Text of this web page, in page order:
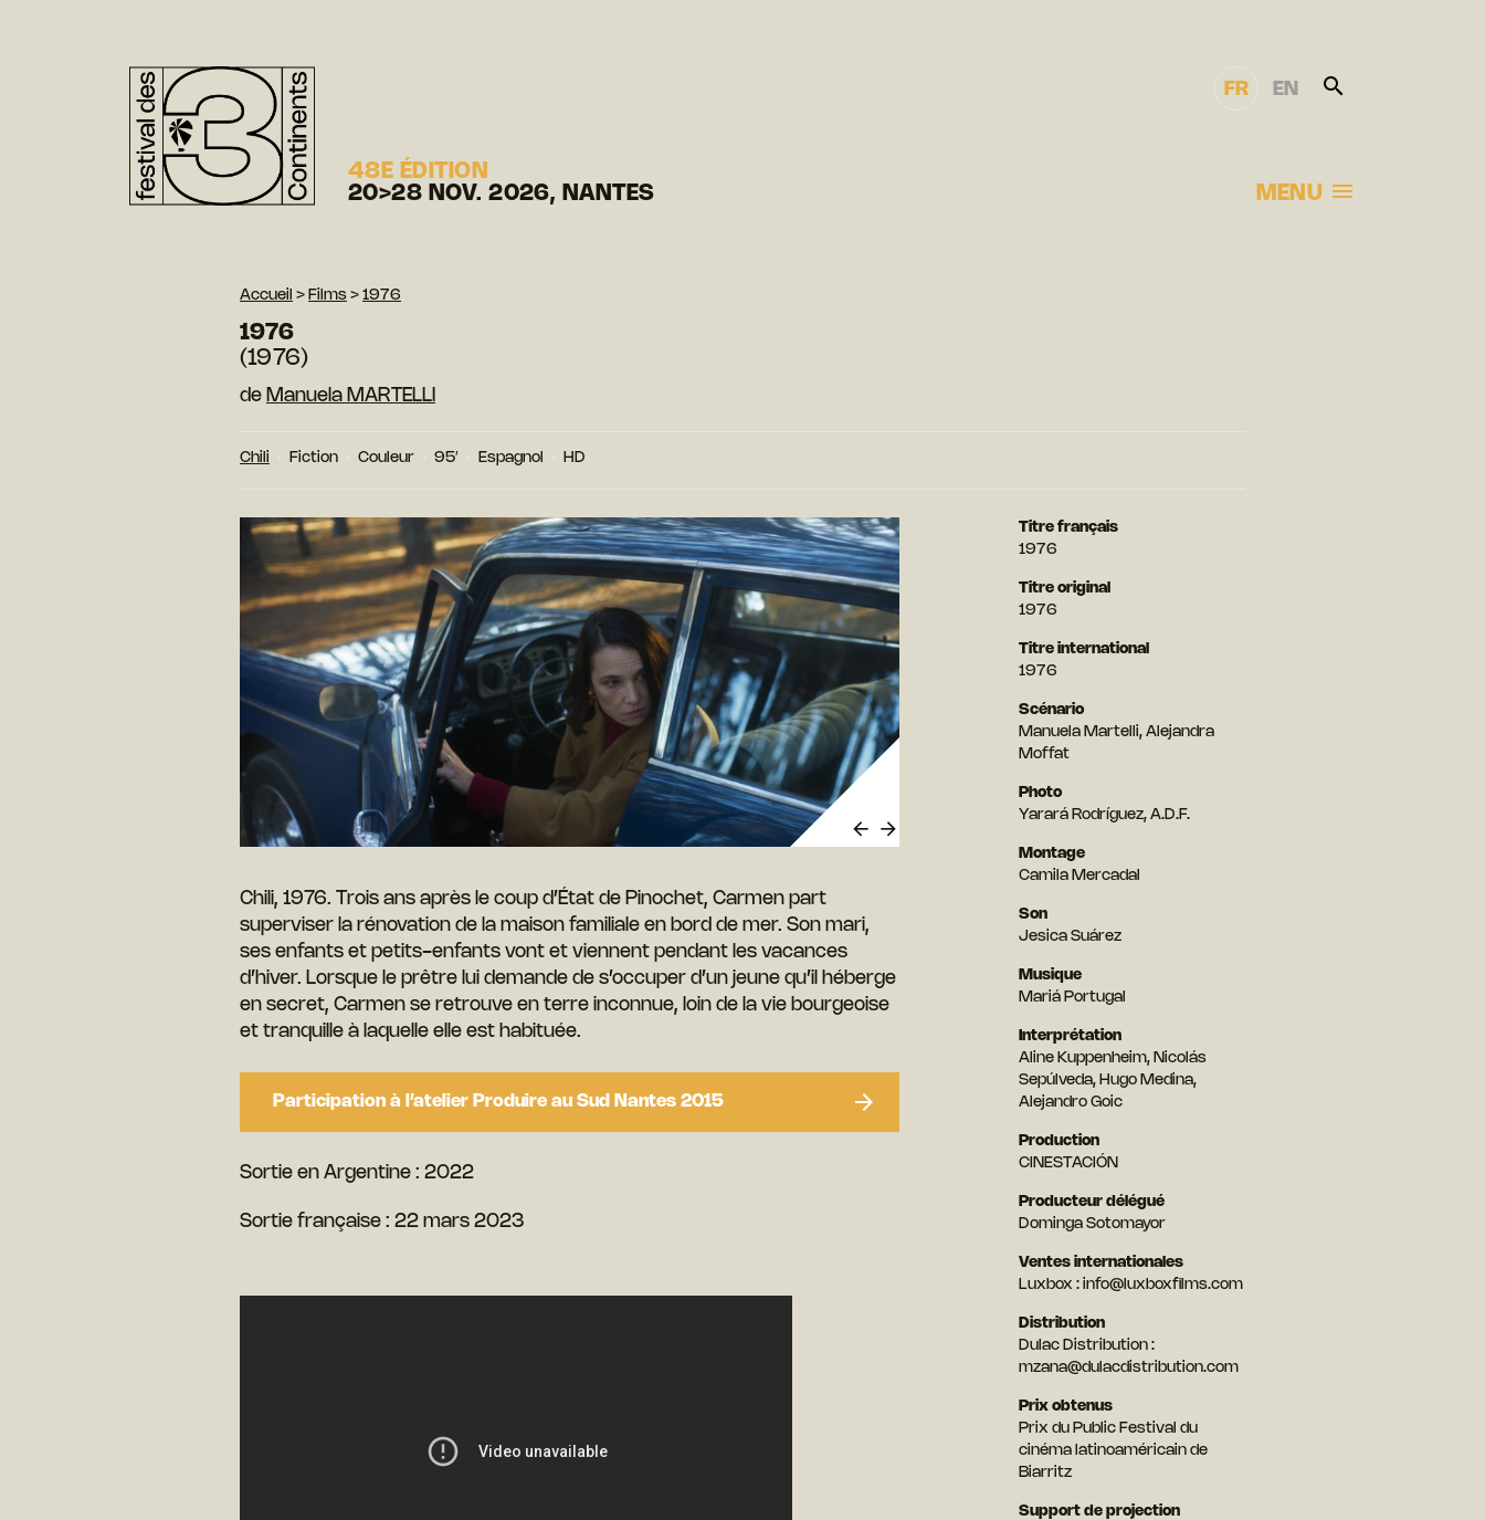
48E ÉDITION
20>28 NOV. 2026, NANTES
FR EN
MENU
Accueil > Films > 1976
1976
(1976)
de Manuela MARTELLI
Chili Fiction Couleur 95′ Espagnol HD
Chili, 1976. Trois ans après le coup d’État de Pinochet, Carmen part
superviser la rénovation de la maison familiale en bord de mer. Son mari,
ses enfants et petits-enfants vont et viennent pendant les vacances
d’hiver. Lorsque le prêtre lui demande de s’occuper d’un jeune qu’il héberge
en secret, Carmen se retrouve en terre inconnue, loin de la vie bourgeoise
et tranquille à laquelle elle est habituée.
Participation à l’atelier Produire au Sud Nantes 2015
Sortie en Argentine : 2022
Sortie française : 22 mars 2023
Titre français
1976
Titre original
1976
Titre international
1976
Scénario
Manuela Martelli, Alejandra
Moffat
Photo
Yarará Rodríguez, A.D.F.
Montage
Camila Mercadal
Son
Jesica Suárez
Musique
Mariá Portugal
Interprétation
Aline Kuppenheim, Nicolás
Sepúlveda, Hugo Medina,
Alejandro Goic
Production
CINESTACIÓN
Producteur délégué
Dominga Sotomayor
Ventes internationales
Luxbox : info@luxboxfilms.com
Distribution
Dulac Distribution :
mzana@dulacdistribution.com
Prix obtenus
Prix du Public Festival du
cinéma latinoaméricain de
Biarritz
Support de projection